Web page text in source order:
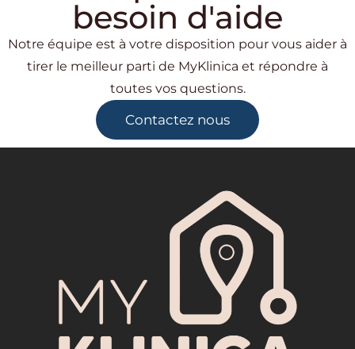
besoin d'aide
Notre équipe est à votre disposition pour vous aider à
tirer le meilleur parti de MyKlinica et répondre à
toutes vos questions.
Contactez nous